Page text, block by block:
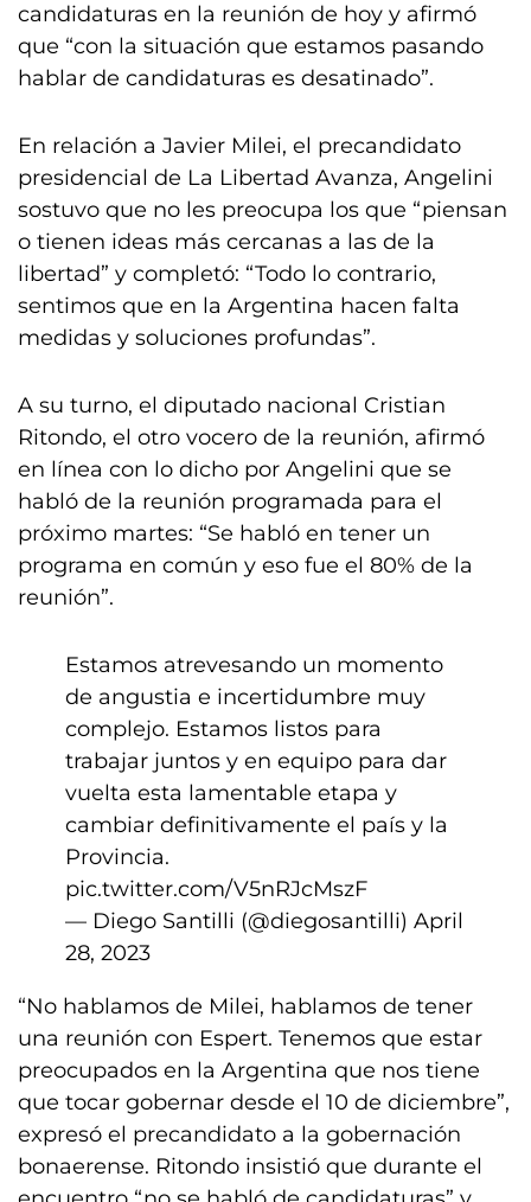
candidaturas en la reunión de hoy y afirmó
que “con la situación que estamos pasando
hablar de candidaturas es desatinado”.
En relación a Javier Milei, el precandidato
presidencial de La Libertad Avanza, Angelini
sostuvo que no les preocupa los que “piensan
o tienen ideas más cercanas a las de la
libertad” y completó: “Todo lo contrario,
sentimos que en la Argentina hacen falta
medidas y soluciones profundas”.
A su turno, el diputado nacional Cristian
Ritondo, el otro vocero de la reunión, afirmó
en línea con lo dicho por Angelini que se
habló de la reunión programada para el
próximo martes: “Se habló en tener un
programa en común y eso fue el 80% de la
reunión”.
Estamos atrevesando un momento
de angustia e incertidumbre muy
complejo. Estamos listos para
trabajar juntos y en equipo para dar
vuelta esta lamentable etapa y
cambiar definitivamente el país y la
Provincia.
pic.twitter.com/V5nRJcMszF
— Diego Santilli (@diegosantilli) April
28, 2023
“No hablamos de Milei, hablamos de tener
una reunión con Espert. Tenemos que estar
preocupados en la Argentina que nos tiene
que tocar gobernar desde el 10 de diciembre”,
expresó el precandidato a la gobernación
bonaerense. Ritondo insistió que durante el